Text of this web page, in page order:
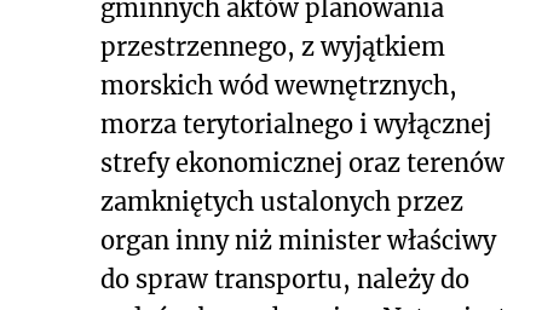
gminnych aktów planowania
przestrzennego, z wyjątkiem
morskich wód wewnętrznych,
morza terytorialnego i wyłącznej
strefy ekonomicznej oraz terenów
zamkniętych ustalonych przez
organ inny niż minister właściwy
do spraw transportu, należy do